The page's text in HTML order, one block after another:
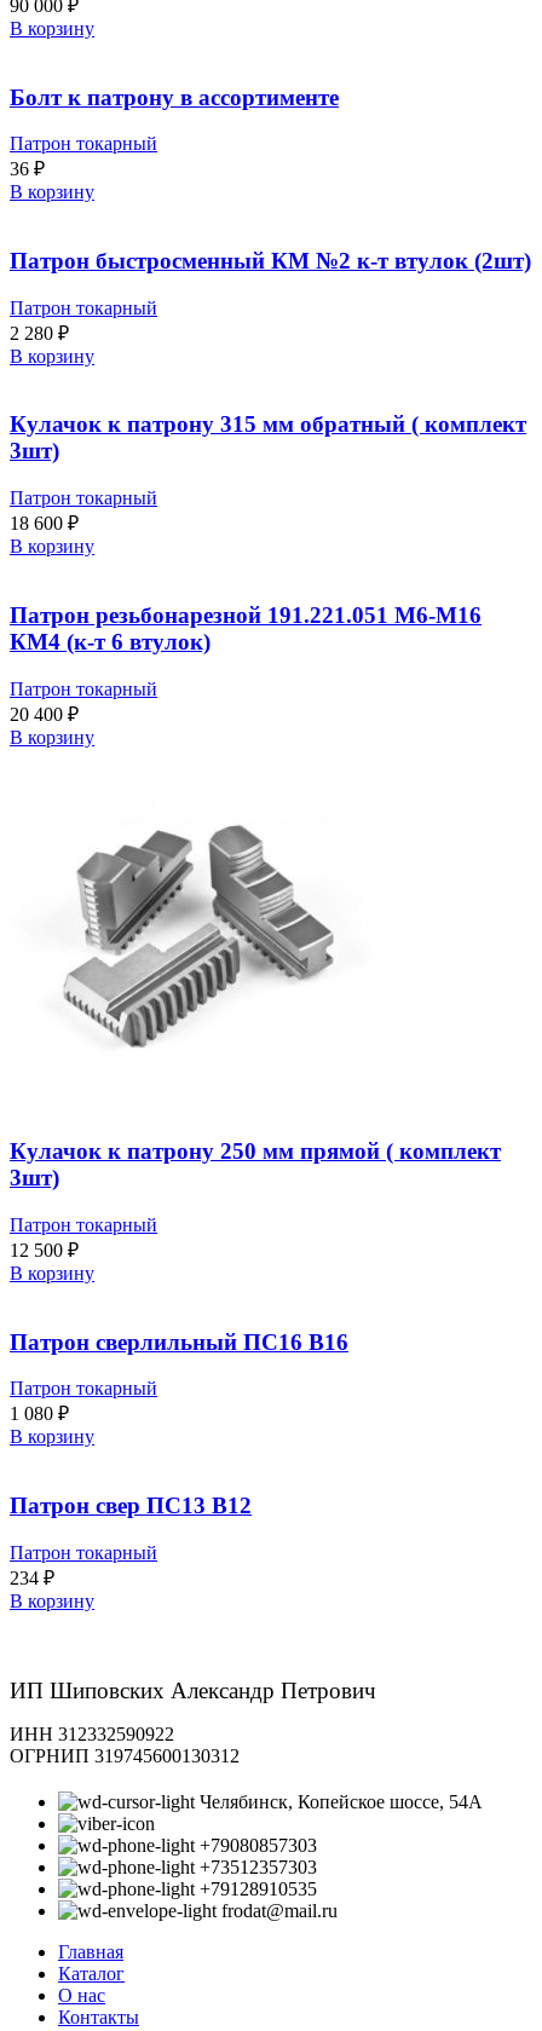
90 000 ₽
В корзину
Болт к патрону в ассортименте
Патрон токарный
36 ₽
В корзину
Патрон быстросменный КМ №2 к-т втулок (2шт)
Патрон токарный
2 280 ₽
В корзину
Кулачок к патрону 315 мм обратный ( комплект
3шт)
Патрон токарный
18 600 ₽
В корзину
Патрон резьбонарезной 191.221.051 М6-М16
КМ4 (к-т 6 втулок)
Патрон токарный
20 400 ₽
В корзину
Кулачок к патрону 250 мм прямой ( комплект
3шт)
Патрон токарный
12 500 ₽
В корзину
Патрон сверлильный ПС16 В16
Патрон токарный
1 080 ₽
В корзину
Патрон свер ПС13 В12
Патрон токарный
234 ₽
В корзину
ИП Шиповских Александр Петрович
ИНН 312332590922
ОГРНИП 319745600130312
Челябинск, Копейское шоссе, 54А
+79080857303
+73512357303
+79128910535
frodat@mail.ru
Главная
Каталог
О нас
Контакты